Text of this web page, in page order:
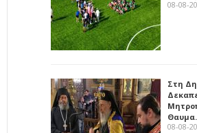
08-08-
Στη
08-08-